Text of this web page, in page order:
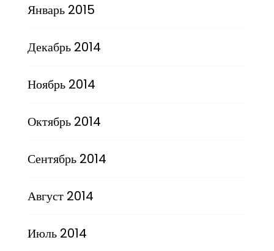
Январь 2015
Декабрь 2014
Ноябрь 2014
Октябрь 2014
Сентябрь 2014
Август 2014
Июль 2014